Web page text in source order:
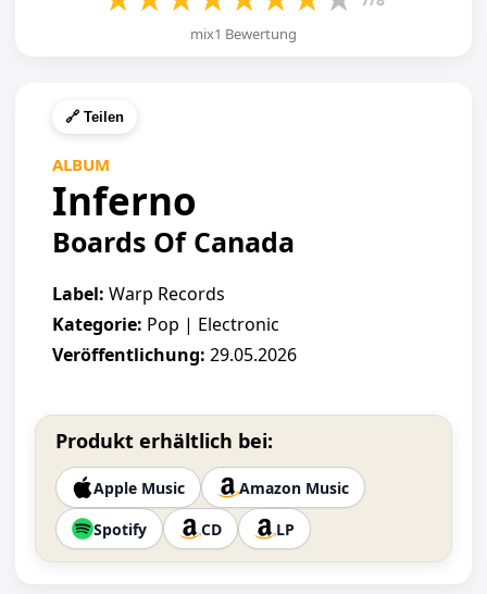
mix1 Bewertung
🔗 Teilen
ALBUM
Inferno
Boards Of Canada
Label: Warp Records
Kategorie: Pop | Electronic
Veröffentlichung: 29.05.2026
Produkt erhältlich bei:
Apple Music
Amazon Music
Spotify
CD LP